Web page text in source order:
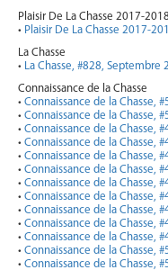
Plaisir De La Chasse 2017-
• Plaisir De La Chasse 2017-
La Chasse
•
La Chasse, #828, Septembre
Connaissance de la Chasse
• Connaissance de la Chasse,
• Connaissance de la Chasse,
• Connaissance de la Chasse,
• Connaissance de la Chasse,
• Connaissance de la Chasse,
• Connaissance de la Chasse,
• Connaissance de la Chasse,
• Connaissance de la Chasse,
• Connaissance de la Chasse,
• Connaissance de la Chasse,
• Connaissance de la Chasse,
• Connaissance de la Chasse,
• Connaissance de la Chasse,